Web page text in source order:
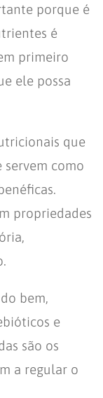
porque é
é
primeiro
ele possa
que
como
propriedades
bem,
e
são os
a regular o